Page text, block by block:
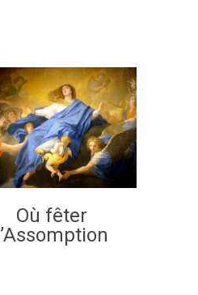
Où fêter
l’Assomption